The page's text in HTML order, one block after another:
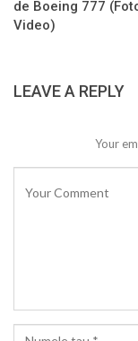
de Boeing 777
Video)
LEAVE A REPLY
Your